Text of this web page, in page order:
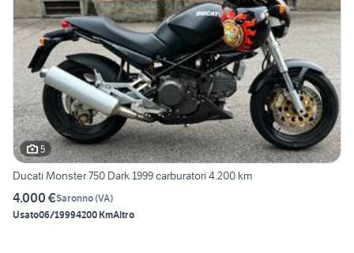
5
Ducati Monster 750 Dark 1999 carburatori 4.200 km
4.000 €Saronno(VA)
Usato06/19994200 KmAltro